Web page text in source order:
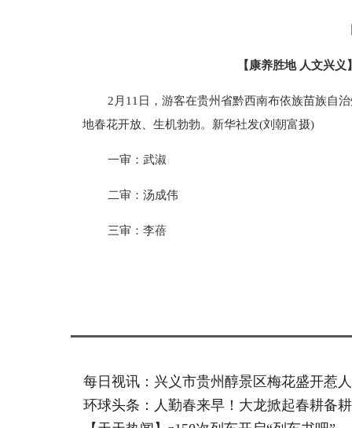
【康养胜地 人文兴
2月11日，游客在贵州省黔西南布依族苗族自
地春花开放、生机勃勃。新华社发(刘朝富摄)
一审：武淑
二审：汤成伟
三审：李蓓
每日视讯：兴义市贵州醇景区梅花盛开惹
环球头条：人勤春来早！大龙掀起春耕备